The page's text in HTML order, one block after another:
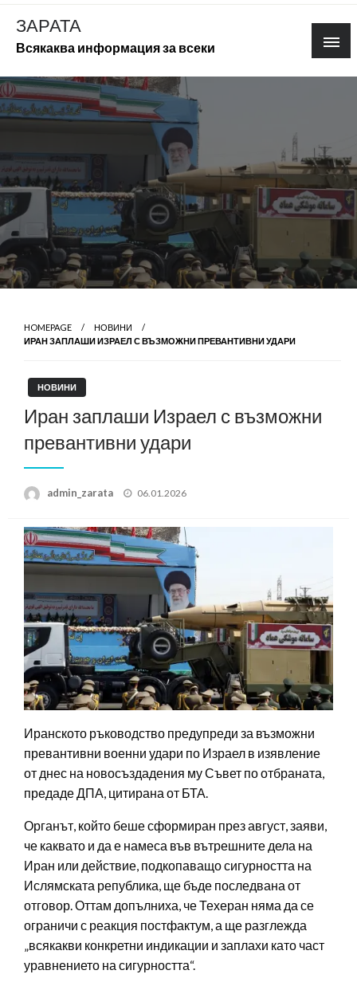
Skip
content
ЗАРАТА
Всякаква информация за всеки
HOMEPAGE
НОВИНИ
ИРАН ЗАПЛАШИ ИЗРАЕЛ С ВЪЗМОЖНИ ПРЕВАНТИВНИ УДАРИ
НОВИНИ
Иран заплаши Израел с възможни
превантивни удари
admin_zarata
Posted
06.01.2026
Иранското ръководство предупреди за възможни
превантивни военни удари по Израел в изявление
от днес на новосъздадения му Съвет по отбраната,
предаде ДПА, цитирана от БТА.
Органът, който беше сформиран през август, заяви,
че каквато и да е намеса във вътрешните дела на
Иран или действие, подкопаващо сигурността на
Ислямската република, ще бъде последвана от
отговор. Оттам допълниха, че Техеран няма да се
ограничи с реакция постфактум, а ще разглежда
„всякакви конкретни индикации и заплахи като част
уравнението на сигурността“.